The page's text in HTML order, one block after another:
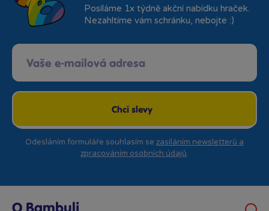
Posíláme 1x týdně akční nabídku hraček.
Nezahltíme vám schránku, nebojte :)
Chci slevy
Odesláním formuláře souhlasím se zasíláním newsletterů a
zpracováním osobních údajů.